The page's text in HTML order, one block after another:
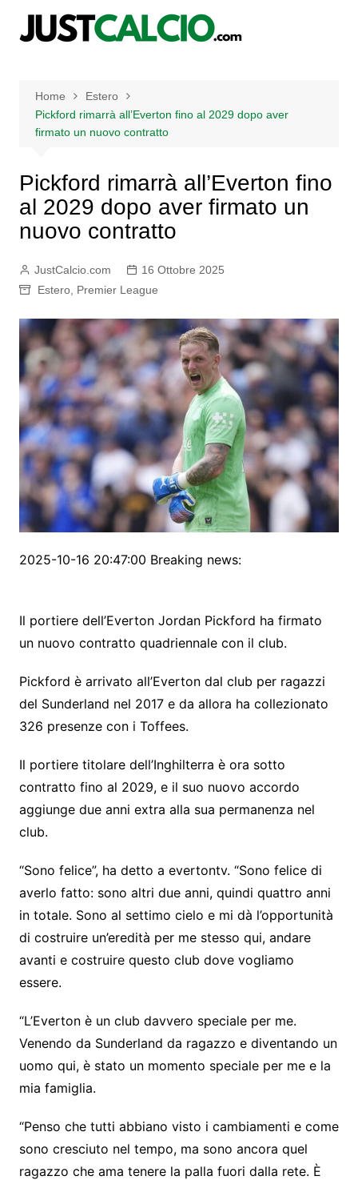
Home
Estero
Pickford rimarrà all’Everton fino al 2029 dopo aver
firmato un nuovo contratto
Pickford rimarrà all’Everton fino
al 2029 dopo aver firmato un
nuovo contratto
JustCalcio.com
16 Ottobre 2025
Estero, Premier League
2025-10-16 20:47:00 Breaking news:
Il portiere dell’Everton Jordan Pickford ha firmato
un nuovo contratto quadriennale con il club.
Pickford è arrivato all’Everton dal club per ragazzi
del Sunderland nel 2017 e da allora ha collezionato
326 presenze con i Toffees.
Il portiere titolare dell’Inghilterra è ora sotto
contratto fino al 2029, e il suo nuovo accordo
aggiunge due anni extra alla sua permanenza nel
club.
“Sono felice”, ha detto a evertontv. “Sono felice di
averlo fatto: sono altri due anni, quindi quattro anni
in totale. Sono al settimo cielo e mi dà l’opportunità
di costruire un’eredità per me stesso qui, andare
avanti e costruire questo club dove vogliamo
essere.
“L’Everton è un club davvero speciale per me.
Venendo da Sunderland da ragazzo e diventando un
uomo qui, è stato un momento speciale per me e la
mia famiglia.
“Penso che tutti abbiano visto i cambiamenti e come
sono cresciuto nel tempo, ma sono ancora quel
ragazzo che ama tenere la palla fuori dalla rete. È